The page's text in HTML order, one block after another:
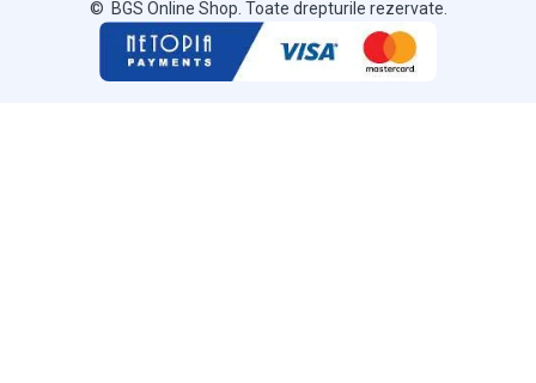
© BGS Online Shop. Toate drepturile rezervate.